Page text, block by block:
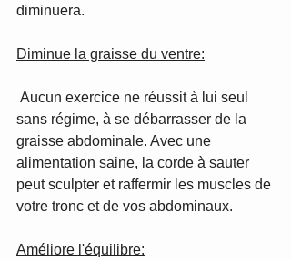
diminuera.
Diminue la graisse du ventre:
sans régime, à se débarrasser de la
graisse abdominale. Avec une
alimentation saine, la corde à sauter
peut sculpter et raffermir les muscles de
votre tronc et de vos abdominaux.
Améliore l'équilibre: